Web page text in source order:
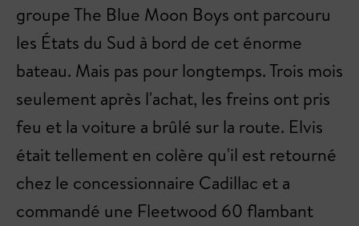
groupe The Blue Moon Boys ont parcouru
les États du Sud à bord de cet énorme
bateau. Mais pas pour longtemps. Trois mois
seulement après l'achat, les freins ont pris
feu et la voiture a brûlé sur la route. Elvis
était tellement en colère qu'il est retourné
chez le concessionnaire Cadillac et a
commandé une Fleetwood 60 flambant